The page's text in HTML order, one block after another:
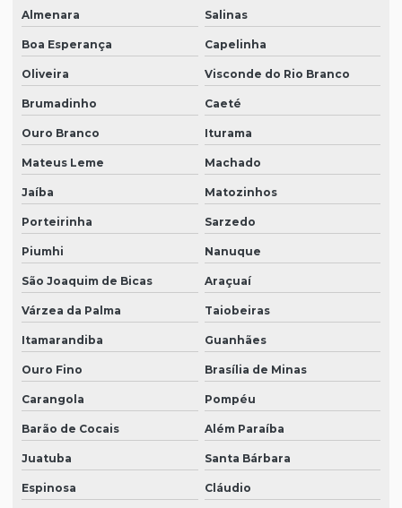
Almenara Salinas
Boa Esperança Capelinha
Oliveira Visconde do Rio Branco
Brumadinho Caeté
Ouro Branco Iturama
Mateus Leme Machado
Jaíba Matozinhos
Porteirinha Sarzedo
Piumhi Nanuque
São Joaquim de Bicas Araçuaí
Várzea da Palma Taiobeiras
Itamarandiba Guanhães
Ouro Fino Brasília de Minas
Carangola Pompéu
Barão de Cocais Além Paraíba
Juatuba Santa Bárbara
Espinosa Cláudio